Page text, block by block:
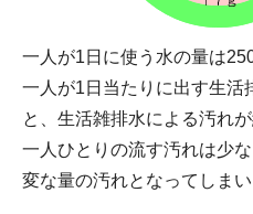
一人が1日に使う水の量は
一人が1日当たりに出す生活
と、生活雑排水による汚れ
一人ひとりの流す汚れは少
変な量の汚れとなってしまい